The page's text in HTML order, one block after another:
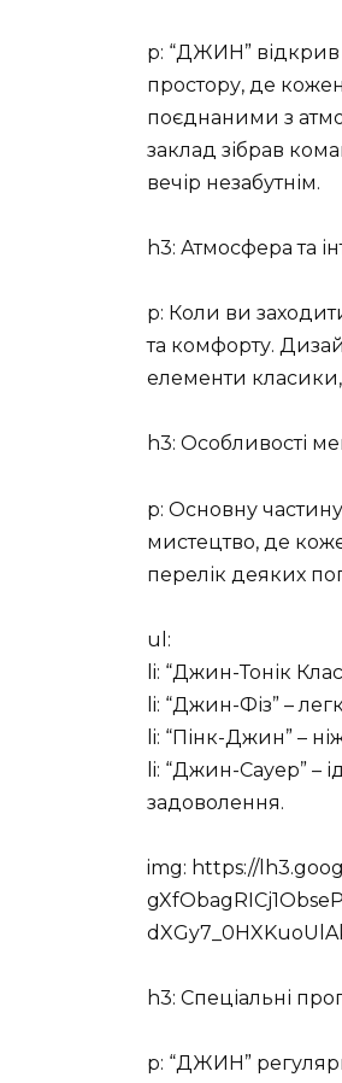
p: “ДЖИН” відкрив
простору, де
поєднаними з
заклад зібрав
вечір незабутнім.
h3: Атмосфера та
p: Коли ви
та комфорту.
елементи
h3: Особливості
p: Основну
мистецтво, де
перелік деяких
ul:
li: “Джин-Тонік
li: “Джин-Фіз” –
li: “Пінк-Джин” –
li: “Джин-Сауер” –
задоволення.
img: https://
h3: Спеціальні
p: “ДЖИН”